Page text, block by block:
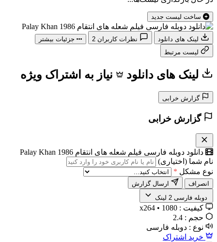
2
جزئیات بیشتر
لینک های دانلود نیاز به اشتراک ویژه
گزارش خرابی
گزارش خرابی
دانلود دوبله فارسی فیلم شعله های انتقام Palay Khan 1986
نام شما (اختیاری)
نوع مشکل *
انصراف
️ دوبله فارسی 2 لینک
کیفیت : 1080 • x264
حجم : 2.4
نوع : دوبله فارسی
خرید اشتراک